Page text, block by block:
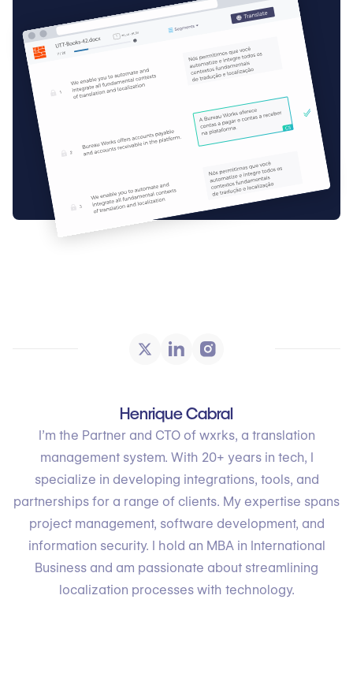
Henrique Cabral
I’m the Partner and CTO of wxrks, a translation
management system. With 20+ years in tech, I
specialize in developing integrations, tools, and
partnerships for a range of clients. My expertise spans
project management, software development, and
information security. I hold an MBA in International
Business and am passionate about streamlining
localization processes with technology.